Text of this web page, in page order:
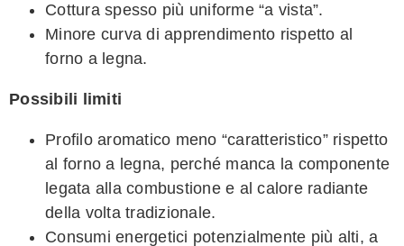
Cottura spesso più uniforme “a vista”.
Minore curva di apprendimento rispetto al
forno a legna.
Possibili limiti
Profilo aromatico meno “caratteristico” rispetto
al forno a legna, perché manca la componente
legata alla combustione e al calore radiante
della volta tradizionale.
Consumi energetici potenzialmente più alti, a